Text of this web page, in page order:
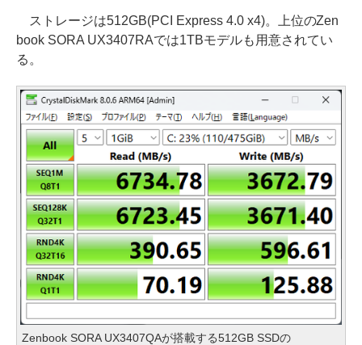
ストレージは512GB(PCI Express 4.0 x4)。上位のZen
book SORA UX3407RAでは1TBモデルも用意されてい
る。
Zenbook SORA UX3407QAが搭載する512GB SSDの